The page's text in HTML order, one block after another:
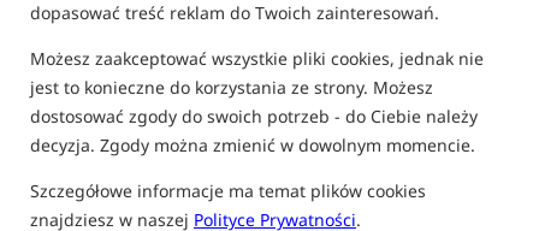
dopasować treść reklam do Twoich zainteresowań.
Możesz zaakceptować wszystkie pliki cookies, jednak nie
jest to konieczne do korzystania ze strony. Możesz
dostosować zgody do swoich potrzeb - do Ciebie należy
decyzja. Zgody można zmienić w dowolnym momencie.
Szczegółowe informacje ma temat plików cookies
znajdziesz w naszej Polityce Prywatności.